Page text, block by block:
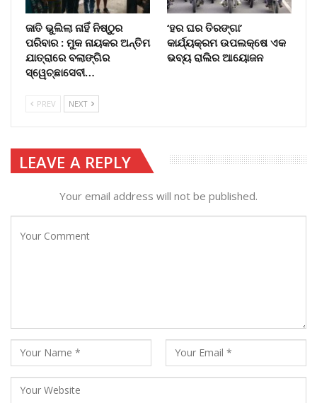
​ଜାତି ଭୁଲିଲା ନାହିଁ ନିଷ୍ଠୁର
ପରିବାର : ମୁକ ନାୟକର ଅନ୍ତିମ
ଯାତ୍ରାରେ ବଲାଙ୍ଗିର
ସ୍ୱେଚ୍ଛାସେବୀ…
‘ହର ଘର ତିରଙ୍ଗା’
କାର୍ଯ୍ୟକ୍ରମ ଉପଲକ୍ଷେ ଏକ
ଭବ୍ୟ ରାଲିର ଆୟୋଜନ
PREV NEXT
LEAVE A REPLY
Your email address will not be published.